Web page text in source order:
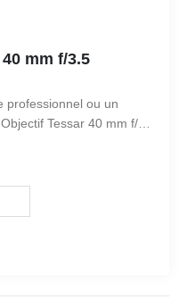
mm f/3.5
professionnel ou un
Tessar 40 mm f/3.5
photographiques.